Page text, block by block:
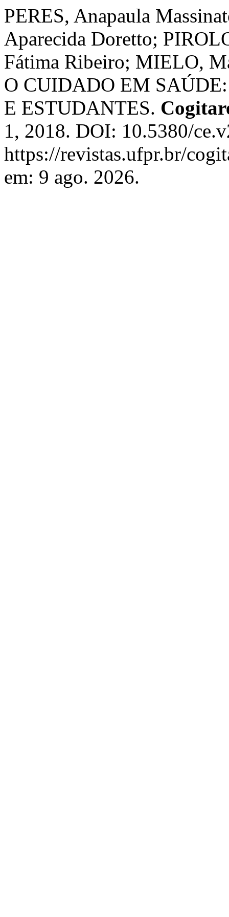
PERES, Anapaula
Aparecida Doretto;
Fátima Ribeiro; MIELO,
O CUIDADO EM
E ESTUDANTES.
1, 2018. DOI: 10.5380/
https://revistas.ufpr.br/
em: 9 ago. 2026.